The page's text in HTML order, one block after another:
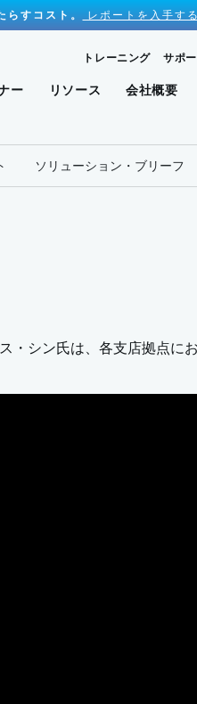
すコスト。 レポートを入手す
トレーニング サポ
ー リソース 会社概要
ソリューション・ブリーフ
シン氏は、各支店拠点に